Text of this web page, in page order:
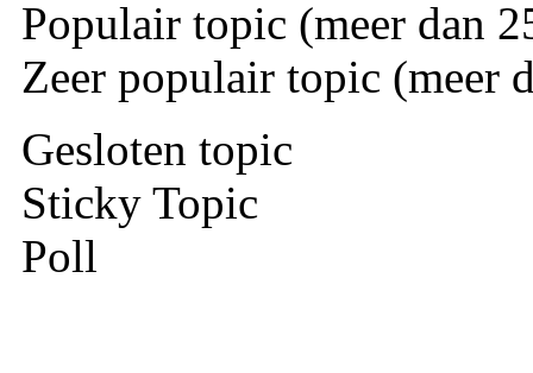
Populair topic (meer dan
Zeer populair topic (meer
Gesloten topic
Sticky Topic
Poll